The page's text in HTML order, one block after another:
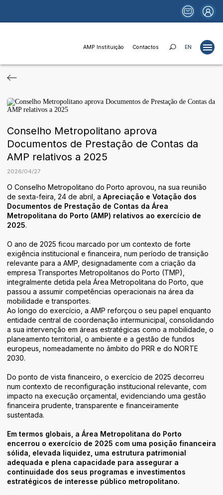
AMP Instituição Contactos EN
Estudos
Publicações
Portais
Notícias
Fundos e Financiamentos
Relações Institucionais
AMP Instituição
Áreas de Atividade
Identidade
Conselho Metropolitano aprova
Documentos de Prestação de Contas da
AMP relativos a 2025
2026/04/27
O Conselho Metropolitano do Porto aprovou, na sua reunião
de sexta-feira, 24 de abril, a Apreciação e Votação dos
Documentos de Prestação de Contas da Área
Metropolitana do Porto (AMP) relativos ao exercício de
2025.
O ano de 2025 ficou marcado por um contexto de forte
exigência institucional e financeira, num período de transição
relevante para a AMP, designadamente com a criação da
empresa Transportes Metropolitanos do Porto (TMP),
integralmente detida pela Área Metropolitana do Porto, que
passou a assumir competências operacionais na área da
mobilidade e transportes.
Ao longo do exercício, a AMP reforçou o seu papel enquanto
entidade central de coordenação intermunicipal, consolidando
a sua intervenção em áreas estratégicas como a mobilidade, o
planeamento territorial, o ambiente e a gestão de fundos
europeus, nomeadamente no âmbito do PRR e do NORTE
2030.
Do ponto de vista financeiro, o exercício de 2025 decorreu
num contexto de reconfiguração institucional relevante, com
impacto na execução orçamental, evidenciando uma gestão
financeira prudente, transparente e financeiramente
sustentada.
Em termos globais, a Área Metropolitana do Porto
encerrou o exercício de 2025 com uma posição financeira
sólida, elevada liquidez, uma estrutura patrimonial
adequada e plena capacidade para assegurar a
continuidade dos seus programas e investimentos
estratégicos de interesse público metropolitano.